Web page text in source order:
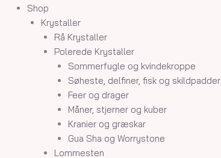
Shop
Krystaller
Rå Krystaller
Polerede Krystaller
Sommerfugle og kvindekroppe
Søheste, delfiner, fisk og skildpadder
Feer og drager
Måner, stjerner og kuber
Kranier og græskar
Gua Sha og Worrystone
Lommesten